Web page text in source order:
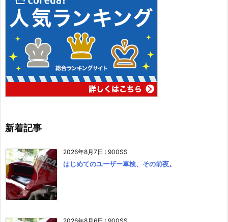
新着記事
2026年8月7日 : 900SS
はじめてのユーザー車検、その前夜。